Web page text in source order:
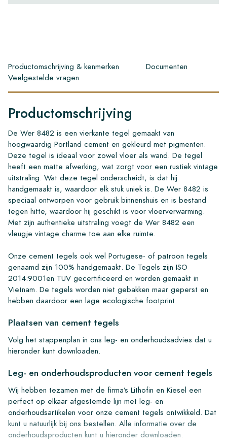
Productomschrijving & kenmerken
Documenten
Veelgestelde vragen
Productomschrijving
De Wer 8482 is een vierkante tegel gemaakt van
hoogwaardig Portland cement en gekleurd met pigmenten.
Deze tegel is ideaal voor zowel vloer als wand. De tegel
heeft een matte afwerking, wat zorgt voor een rustiek vintage
uitstraling. Wat deze tegel onderscheidt, is dat hij
handgemaakt is, waardoor elk stuk uniek is. De Wer 8482 is
speciaal ontworpen voor gebruik binnenshuis en is bestand
tegen hitte, waardoor hij geschikt is voor vloerverwarming.
Met zijn authentieke uitstraling voegt de Wer 8482 een
vleugje vintage charme toe aan elke ruimte.
Onze cement tegels ook wel Portugese- of patroon tegels
genaamd zijn 100% handgemaakt. De Tegels zijn ISO
2014:9001en TUV gecertificeerd en worden gemaakt in
Vietnam. De tegels worden niet gebakken maar geperst en
hebben daardoor een lage ecologische footprint.
Plaatsen van cement tegels
Volg het stappenplan in ons leg- en onderhoudsadvies dat u
hieronder kunt downloaden.
Leg- en onderhoudsproducten voor cement tegels
Wij hebben tezamen met de firma’s Lithofin en Kiesel een
perfect op elkaar afgestemde lijn met leg- en
onderhoudsartikelen voor onze cement tegels ontwikkeld. Dat
kunt u natuurlijk bij ons bestellen. Alle informatie over de
onderhoudsproducten kunt u hieronder downloaden.